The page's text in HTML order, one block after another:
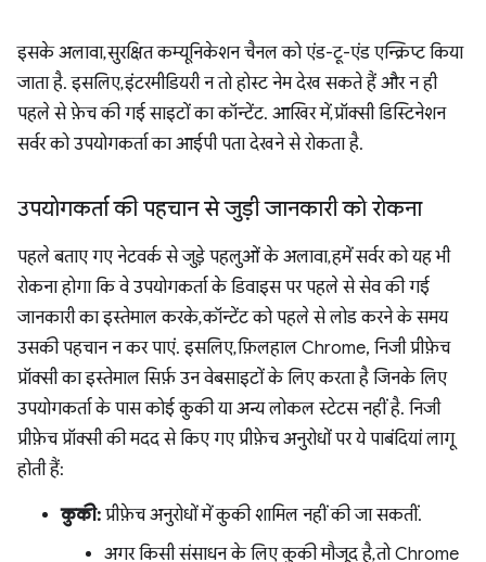
इसके अलावा, सुरक्षित कम्यूनिकेशन चैनल को एंड-टू-एंड एन्क्रिप्ट किया
जाता है. इसलिए, इंटरमीडियरी न तो होस्ट नेम देख सकते हैं और न ही
पहले से फ़ेच की गई साइटों का कॉन्टेंट. आखिर में, प्रॉक्सी डिस्टिनेशन
सर्वर को उपयोगकर्ता का आईपी पता देखने से रोकता है.
उपयोगकर्ता की पहचान से जुड़ी जानकारी को रोकना
पहले बताए गए नेटवर्क से जुड़े पहलुओं के अलावा, हमें सर्वर को यह भी
रोकना होगा कि वे उपयोगकर्ता के डिवाइस पर पहले से सेव की गई
जानकारी का इस्तेमाल करके, कॉन्टेंट को पहले से लोड करने के समय
उसकी पहचान न कर पाएं. इसलिए, फ़िलहाल Chrome, निजी प्रीफ़ेच
प्रॉक्सी का इस्तेमाल सिर्फ़ उन वेबसाइटों के लिए करता है जिनके लिए
उपयोगकर्ता के पास कोई कुकी या अन्य लोकल स्टेटस नहीं है. निजी
प्रीफ़ेच प्रॉक्सी की मदद से किए गए प्रीफ़ेच अनुरोधों पर ये पाबंदियां लागू
होती हैं:
कुकी: प्रीफ़ेच अनुरोधों में कुकी शामिल नहीं की जा सकतीं.
अगर किसी संसाधन के लिए कुकी मौजूद है, तो Chrome